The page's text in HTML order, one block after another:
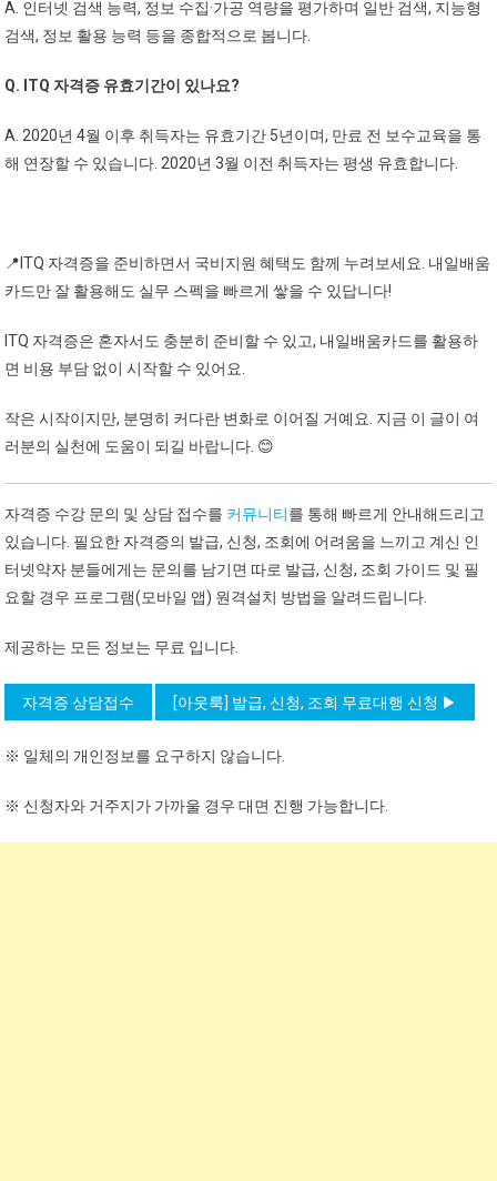
A. 인터넷 검색 능력, 정보 수집·가공 역량을 평가하며 일반 검색, 지능형
검색, 정보 활용 능력 등을 종합적으로 봅니다.
Q. ITQ 자격증 유효기간이 있나요?
A. 2020년 4월 이후 취득자는 유효기간 5년이며, 만료 전 보수교육을 통
해 연장할 수 있습니다. 2020년 3월 이전 취득자는 평생 유효합니다.
📍ITQ 자격증을 준비하면서 국비지원 혜택도 함께 누려보세요. 내일배움
카드만 잘 활용해도 실무 스펙을 빠르게 쌓을 수 있답니다!
ITQ 자격증은 혼자서도 충분히 준비할 수 있고, 내일배움카드를 활용하
면 비용 부담 없이 시작할 수 있어요.
작은 시작이지만, 분명히 커다란 변화로 이어질 거예요. 지금 이 글이 여
러분의 실천에 도움이 되길 바랍니다. 😊
자격증 수강 문의 및 상담 접수를 커뮤니티를 통해 빠르게 안내해드리고
있습니다. 필요한 자격증의 발급, 신청, 조회에 어려움을 느끼고 계신 인
터넷약자 분들에게는 문의를 남기면 따로 발급, 신청, 조회 가이드 및 필
요할 경우 프로그램(모바일 앱) 원격설치 방법을 알려드립니다.
제공하는 모든 정보는 무료 입니다.
자격증 상담접수 [아웃룩] 발급, 신청, 조회 무료대행 신청 ▶
※ 일체의 개인정보를 요구하지 않습니다.
※ 신청자와 거주지가 가까울 경우 대면 진행 가능합니다.